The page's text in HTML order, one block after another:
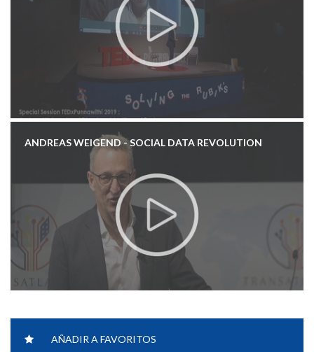
ANDREAS WEIGEND - SOCIAL DATA REVOLUTION
ANDREAS WEIGEND - DATA FOR THE PEOPLE.
AÑADIR A FAVORITOS